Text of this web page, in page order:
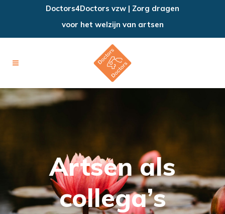
Doctors4Doctors vzw | Zorg dragen
voor het welzijn van artsen
Artsen als
collega’s